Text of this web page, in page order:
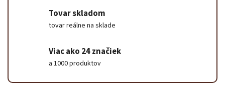
Tovar skladom
tovar reálne na sklade
Viac ako 24 značiek
a 1000 produktov